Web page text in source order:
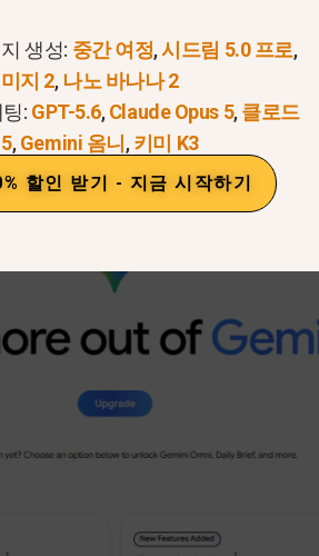
경우, Google에 따르면 Gemini 모
사용할 때는 Google AI 플랜을 통
과 같이 나열되어 있습니다.
Nano Banana 2 Lite는 다음과 같이
것으로 보지 말고, 서로 관련된
생성: 중간 여정,시드림 5.0 프로,
지 2, 나노 바나나 2
: GPT-5.6,Claude Opus 5,클로드
,Gemini 옴니,키미 K3
할인 받기 - 지금 시작하기